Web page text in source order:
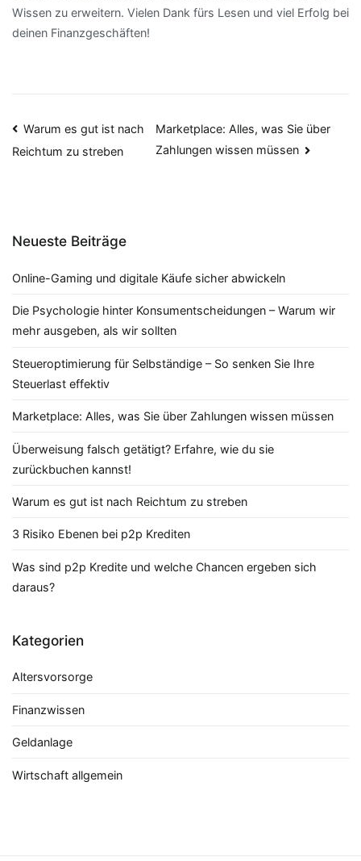
Wissen zu erweitern. Vielen Dank fürs Lesen und viel Erfolg bei
deinen Finanzgeschäften!
Beitragsnavigation
Warum es gut ist nach
Reichtum zu streben
Marketplace: Alles, was Sie über
Zahlungen wissen müssen
Neueste Beiträge
Online-Gaming und digitale Käufe sicher abwickeln
Die Psychologie hinter Konsumentscheidungen – Warum wir
mehr ausgeben, als wir sollten
Steueroptimierung für Selbständige – So senken Sie Ihre
Steuerlast effektiv
Marketplace: Alles, was Sie über Zahlungen wissen müssen
Überweisung falsch getätigt? Erfahre, wie du sie
zurückbuchen kannst!
Warum es gut ist nach Reichtum zu streben
3 Risiko Ebenen bei p2p Krediten
Was sind p2p Kredite und welche Chancen ergeben sich
daraus?
Kategorien
Altersvorsorge
Finanzwissen
Geldanlage
Wirtschaft allgemein